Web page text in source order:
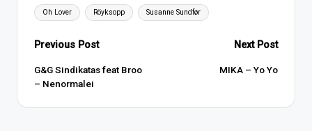
Tags:
Oh Lover Röyksopp Susanne Sundfør
Post
navigation
Previous Post
G&G Sindikatas feat Broo
– Nenormalei
Next Post
MIKA – Yo Yo